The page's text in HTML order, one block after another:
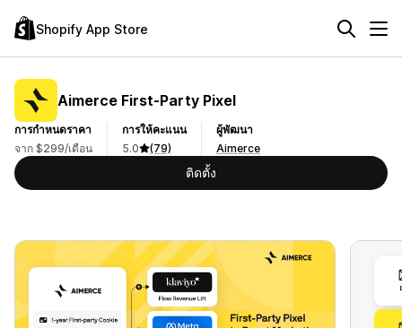
Shopify App Store
Aimerce First‑Party Pixel
การกำหนดราคา
จาก $299/เดือน
การให้คะแนน
5.0
(79)
ผู้พัฒนา
Aimerce
ติดตั้ง